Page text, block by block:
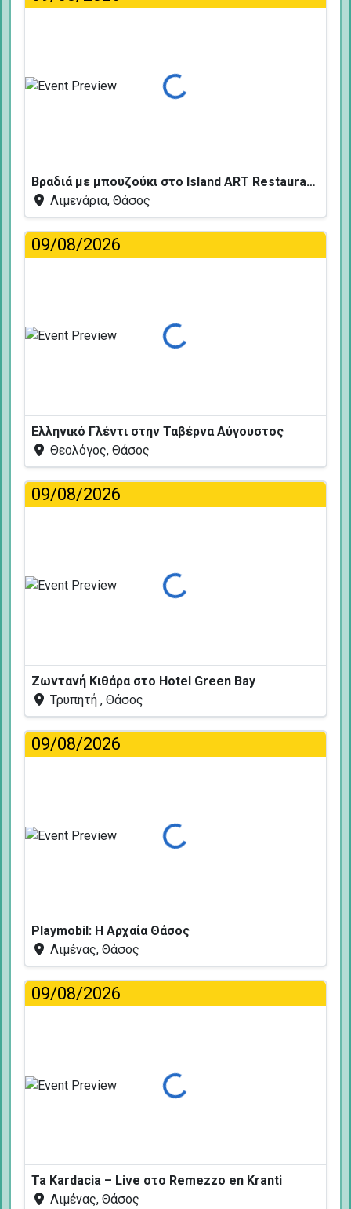
Φόρτωση...
Βραδιά με μπουζούκι στο Island ART Restaurant
Λιμενάρια, Θάσος
09/08/2026
Φόρτωση...
Ελληνικό Γλέντι στην Ταβέρνα Αύγουστος
Θεολόγος, Θάσος
09/08/2026
Φόρτωση...
Ζωντανή Κιθάρα στο Hotel Green Bay
Τρυπητή , Θάσος
09/08/2026
Φόρτωση...
Playmobil: Η Αρχαία Θάσος
Λιμένας, Θάσος
09/08/2026
Φόρτωση...
Ta Kardacia – Live στο Remezzo en Kranti
Λιμένας, Θάσος